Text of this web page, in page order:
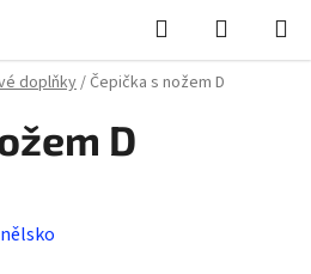
Hledat
KOŠÍK
doplňky/ Čepička s nožem D
D